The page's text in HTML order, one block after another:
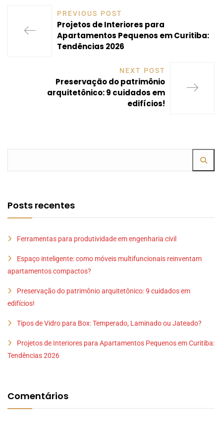
PREVIOUS POST
Projetos de Interiores para
Apartamentos Pequenos em Curitiba:
Tendências 2026
NEXT POST
Preservação do patrimônio
arquitetônico: 9 cuidados em
edifícios!
Posts recentes
Ferramentas para produtividade em engenharia civil
Espaço inteligente: como móveis multifuncionais reinventam
apartamentos compactos?
Preservação do patrimônio arquitetônico: 9 cuidados em
edifícios!
Tipos de Vidro para Box: Temperado, Laminado ou Jateado?
Projetos de Interiores para Apartamentos Pequenos em Curitiba:
Tendências 2026
Comentários